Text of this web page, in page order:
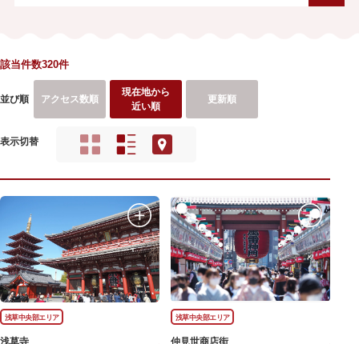
該当件数320件
並び順 アクセス数順
現在地から
近い順
更新順
表示切替
浅草中央部エリア
浅草寺
浅草中央部エリア
仲見世商店街